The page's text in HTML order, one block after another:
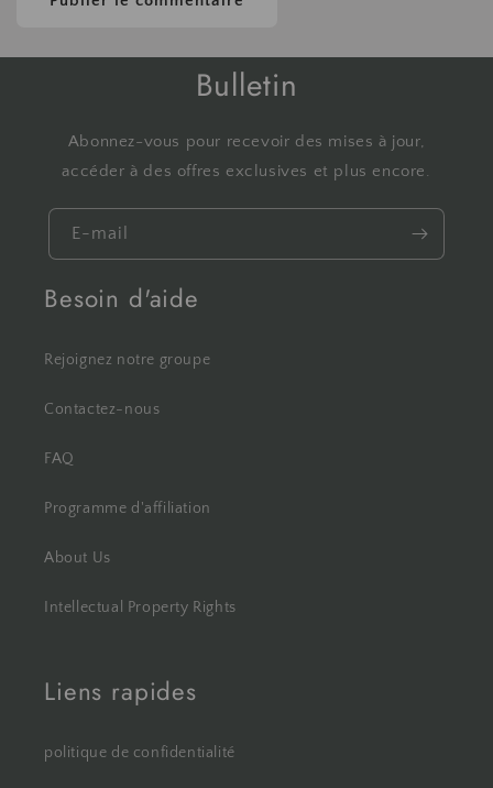
Bulletin
Abonnez-vous pour recevoir des mises à jour,
accéder à des offres exclusives et plus encore.
E-mail
Besoin d'aide
Rejoignez notre groupe
Contactez-nous
FAQ
Programme d'affiliation
About Us
Intellectual Property Rights
Liens rapides
politique de confidentialité